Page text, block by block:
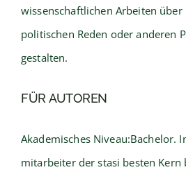
wissenschaftlichen Arbeiten über
politischen Reden oder anderen
gestalten.
FÜR AUTOREN
Akademisches Niveau:Bachelor.
mitarbeiter der stasi besten Kern